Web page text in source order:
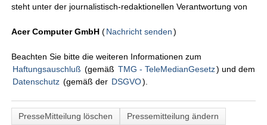
steht unter der journalistisch-redaktionellen Verantwortung von
Acer Computer GmbH (Nachricht senden )
Beachten Sie bitte die weiteren Informationen zum
Haftungsauschluß (gemäß TMG - TeleMedianGesetz) und dem
Datenschutz (gemäß der DSGVO).
PresseMitteilung löschen
Pressemitteilung ändern